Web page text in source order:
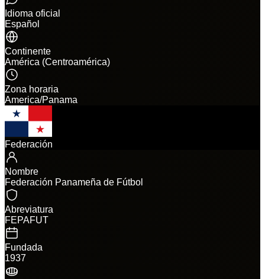
Idioma oficial
Español
Continente
América (Centroamérica)
Zona horaria
America/Panama
Federación
Nombre
Federación Panameña de Fútbol
Abreviatura
FEPAFUT
Fundada
1937